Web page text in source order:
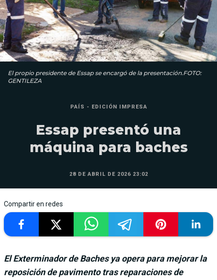
El propio presidente de Essap se encargó de la presentación.FOTO:
GENTILEZA
PAÍS - EDICIÓN IMPRESA
Essap presentó una
máquina para baches
28 DE ABRIL DE 2026 23:02
Compartir en redes
El Exterminador de Baches ya opera para mejorar la
reposición de pavimento tras reparaciones de